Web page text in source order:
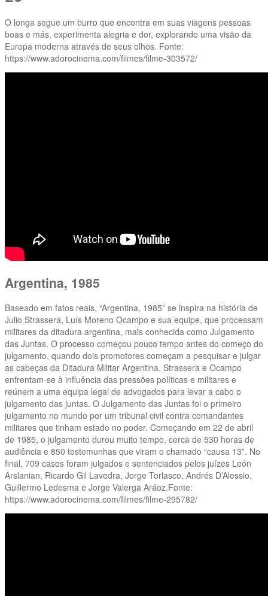
O longa segue um burro que encontra em suas viagens pessoas
boas e más, experimenta alegria e dor, explorando uma visão da
Europa moderna através de seus olhos. Fonte:
https://www.adorocinema.com/filmes/filme-303572/
Argentina, 1985
Baseado em fatos reais, “Argentina, 1985” se inspira na história de
Julio Strassera, Luís Moreno Ocampo e sua equipe, que processam
militares da ditadura argentina, mais conhecida como Julgamento
das Juntas. O processo começou pouco tempo antes do começo do
julgamento, quando dois promotores começam a pesquisar e julgar
as cabeças da Ditadura Militar Argentina. Strassera e Ocampo
enfrentam-se à influência das pressões políticas e militares e
reúnem a uma equipa legal de advogados para levar a cabo o
julgamento das juntas. O Julgamento das Juntas foi o primeiro
julgamento no mundo por um tribunal civil contra comandantes
militares que tinham estado no poder. Começando em 22 de abril
de 1985, o julgamento durou muito tempo, cerca de 530 horas de
audiência e 850 testemunhas que viram o chamado “causa 13”. No
final, 709 casos foram julgados e sentenciados pelos juízes León
Arslanian, Ricardo Gil Lavedra, Jorge Torlasco, Andrés D’Alessio,
Guillermo Ledesma e Jorge Valerga Aráoz.Fonte:
https://www.adorocinema.com/filmes/filme-295782/